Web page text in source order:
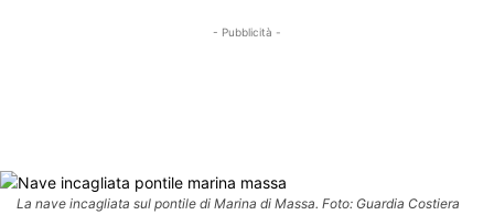
- Pubblicità -
La nave incagliata sul pontile di Marina di Massa. Foto: Guardia Costiera